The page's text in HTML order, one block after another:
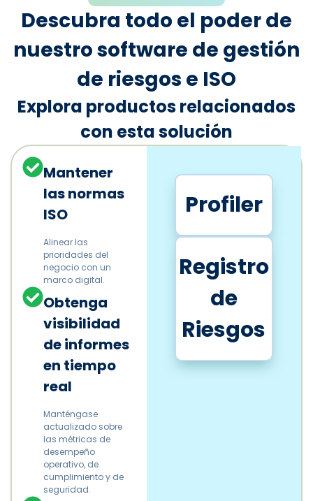
Descubra todo el poder de
nuestro software de gestión
de riesgos e ISO
Explora productos relacionados
con esta solución
Mantener
las normas
ISO
Alinear las
prioridades del
negocio con un
marco digital.
Obtenga
visibilidad
de informes
en tiempo
real
Manténgase
actualizado sobre
las métricas de
desempeño
operativo, de
cumplimiento y de
seguridad.
Profiler
Registro
de
Riesgos